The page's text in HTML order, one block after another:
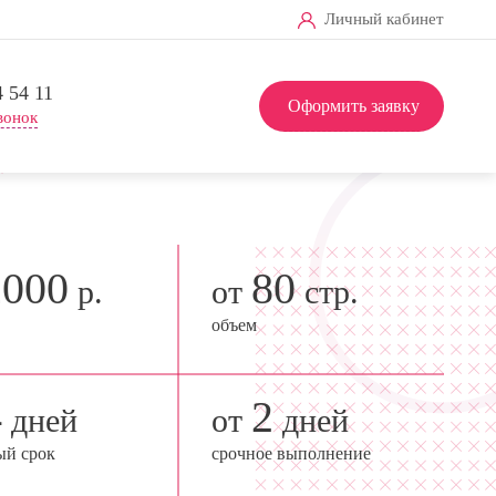
Личный кабинет
54 11
Оформить заявку
р. от 80стр.
объем
дней
срок
от 2дней
срочное выполнение